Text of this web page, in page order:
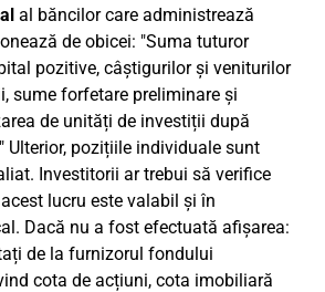
al băncilor care administrează
de obicei: "Suma tuturor
pozitive, câștigurilor și veniturilor
sume forfetare preliminare și
de unități de investiții după
Ulterior, pozițiile individuale sunt
Investitorii ar trebui să verifice
lucru este valabil și în
Dacă nu a fost efectuată afișarea:
de la furnizorul fondului
cota de acțiuni, cota imobiliară